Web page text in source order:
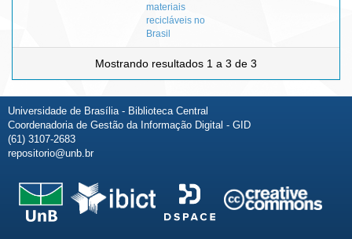
materiais
recicláveis no
Brasil
Mostrando resultados 1 a 3 de 3
Universidade de Brasília - Biblioteca Central
Coordenadoria de Gestão da Informação Digital - GID
(61) 3107-2683
repositorio@unb.br